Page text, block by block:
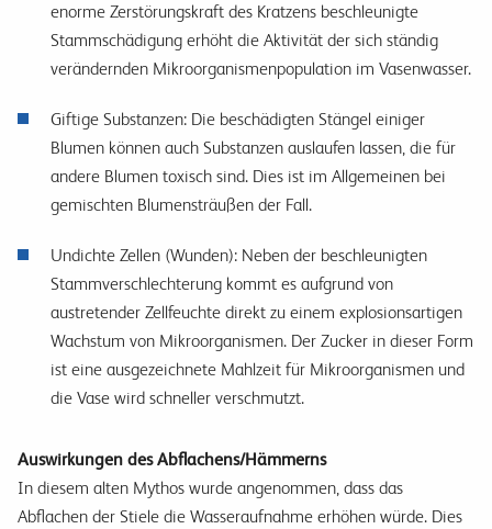
enorme Zerstörungskraft des Kratzens beschleunigte
Stammschädigung erhöht die Aktivität der sich ständig
verändernden Mikroorganismenpopulation im Vasenwasser.
Giftige Substanzen: Die beschädigten Stängel einiger
Blumen können auch Substanzen auslaufen lassen, die für
andere Blumen toxisch sind. Dies ist im Allgemeinen bei
gemischten Blumensträußen der Fall.
Undichte Zellen (Wunden): Neben der beschleunigten
Stammverschlechterung kommt es aufgrund von
austretender Zellfeuchte direkt zu einem explosionsartigen
Wachstum von Mikroorganismen. Der Zucker in dieser Form
ist eine ausgezeichnete Mahlzeit für Mikroorganismen und
die Vase wird schneller verschmutzt.
Auswirkungen des Abflachens/Hämmerns
In diesem alten Mythos wurde angenommen, dass das
Abflachen der Stiele die Wasseraufnahme erhöhen würde. Dies